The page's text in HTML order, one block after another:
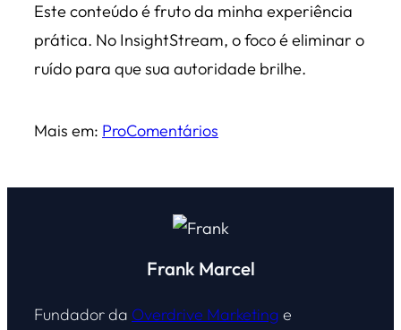
Este conteúdo é fruto da minha experiência
prática. No InsightStream, o foco é eliminar o
ruído para que sua autoridade brilhe.
Mais em: ProComentários
Frank Marcel
Fundador da Overdrive Marketing e